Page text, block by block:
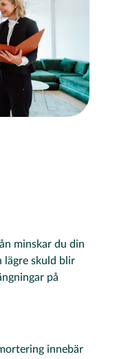
minskar du din
lägre skuld blir
på
innebär